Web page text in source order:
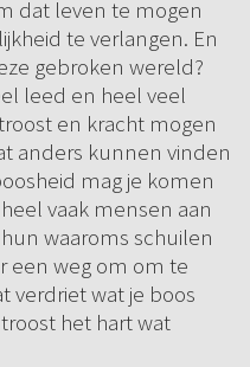
dat leven te mogen
te verlangen. En
gebroken wereld?
leed en heel veel
en kracht mogen
anders kunnen vinden
mag je komen
vaak mensen aan
waaroms schuilen
een weg om om te
verdriet wat je boos
het hart wat